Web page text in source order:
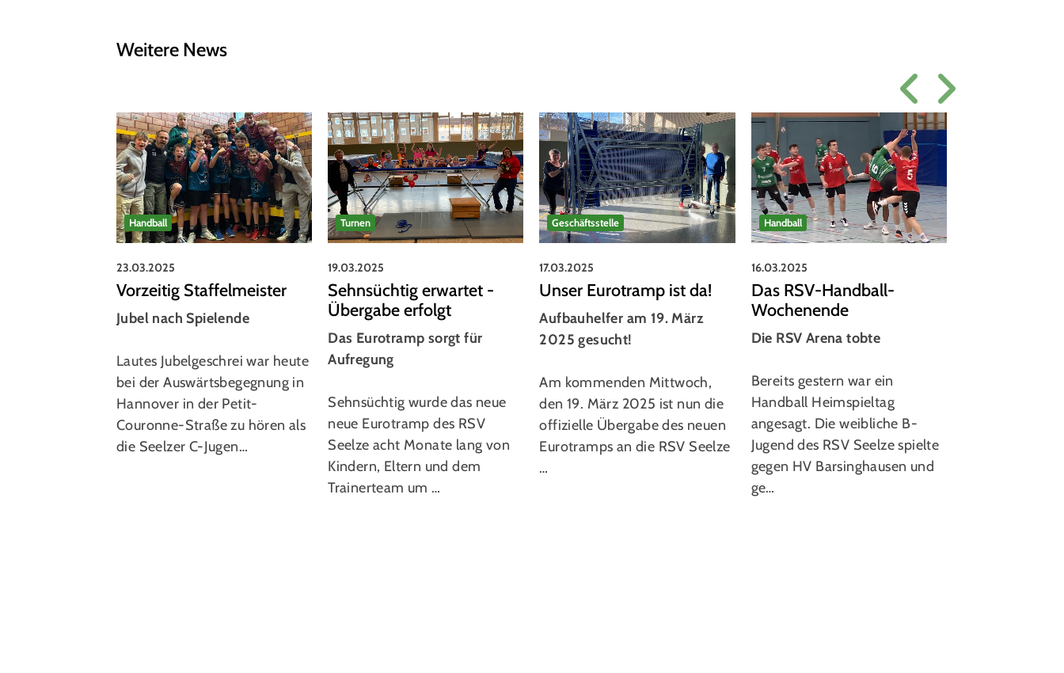
Weitere News
Handball
23.03.2025
Vorzeitig Staffelmeister
Jubel nach Spielende
Lautes Jubelgeschrei war heute
bei der Auswärtsbegegnung in
Hannover in der Petit-
Couronne-Straße zu hören als
die Seelzer C-Jugen…
Turnen
19.03.2025
Sehnsüchtig erwartet -
Übergabe erfolgt
Das Eurotramp sorgt für
Aufregung
Sehnsüchtig wurde das neue
neue Eurotramp des RSV
Seelze acht Monate lang von
Kindern, Eltern und dem
Trainerteam um …
Geschäftsstelle
17.03.2025
Unser Eurotramp ist da!
Aufbauhelfer am 19. März
2025 gesucht!
Am kommenden Mittwoch,
den 19. März 2025 ist nun die
offizielle Übergabe des neuen
Eurotramps an die RSV Seelze
…
Handball
16.03.2025
Das RSV-Handball-
Wochenende
Die RSV Arena tobte
Bereits gestern war ein
Handball Heimspieltag
angesagt. Die weibliche B-
Jugend des RSV Seelze spielte
gegen HV Barsinghausen und
ge…